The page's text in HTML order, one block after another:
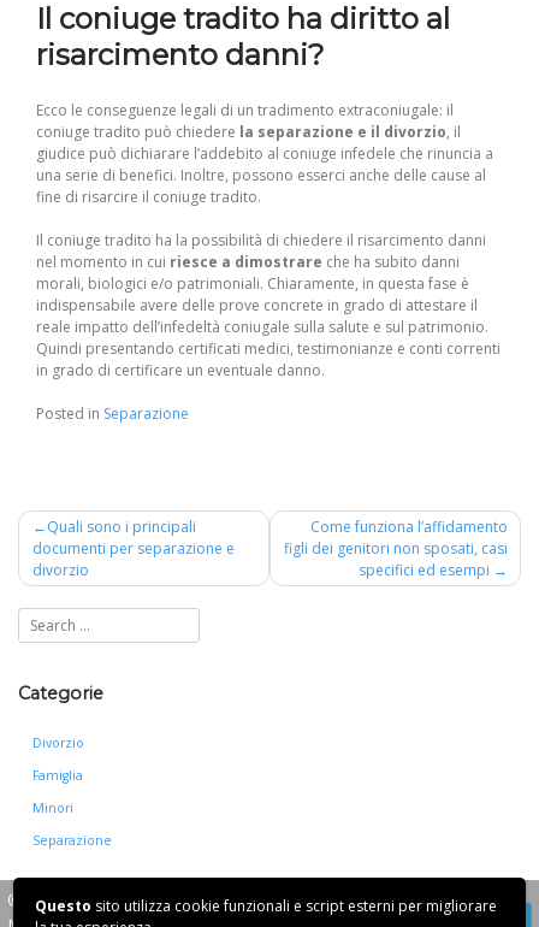
Questo sito utilizza cookie funzionali e script esterni per migliorare
Il coniuge tradito ha diritto al
risarcimento danni?
Ecco le conseguenze legali di un tradimento extraconiugale: il
coniuge tradito può chiedere la separazione e il divorzio, il
giudice può dichiarare l’addebito al coniuge infedele che rinuncia a
una serie di benefici. Inoltre, possono esserci anche delle cause al
fine di risarcire il coniuge tradito.
Il coniuge tradito ha la possibilità di chiedere il risarcimento danni
nel momento in cui riesce a dimostrare che ha subito danni
morali, biologici e/o patrimoniali. Chiaramente, in questa fase è
indispensabile avere delle prove concrete in grado di attestare il
reale impatto dell’infedeltà coniugale sulla salute e sul patrimonio.
Quindi presentando certificati medici, testimonianze e conti correnti
in grado di certificare un eventuale danno.
Posted in Separazione
Navigazione
articoli
Quali sono i principali
documenti per separazione e
divorzio
Come funziona l’affidamento
figli dei genitori non sposati, casi
specifici ed esempi
Categorie
Divorzio
Famiglia
Minori
Separazione
© 2026Avvocato Angela